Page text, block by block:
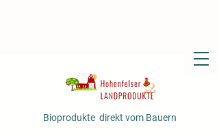
Bioprodukte direkt vom Bauern